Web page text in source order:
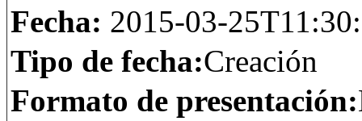
Fecha: 2015-03-
Tipo de fecha:Creación
Formato de presentación: